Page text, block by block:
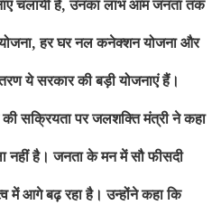
चलायीं हैं, उनका लाभ आम जनता तक
हर घर नल कनेक्शन योजना और
ये सरकार की बड़ी योजनाएं हैं।
सक्रियता पर जलशक्ति मंत्री ने कहा
नहीं है। जनता के मन में सौ फीसदी
में आगे बढ़ रहा है। उन्होंने कहा कि